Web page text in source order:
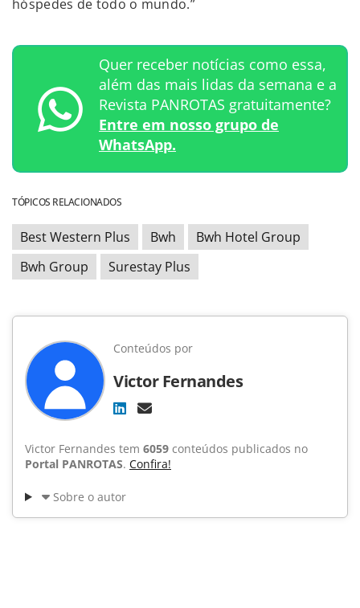
hóspedes de todo o mundo.”
Quer receber notícias como essa,
além das mais lidas da semana e a
Revista PANROTAS gratuitamente?
Entre em nosso grupo de
WhatsApp.
TÓPICOS RELACIONADOS
Best Western Plus Bwh
Bwh Hotel Group
Bwh Group
Surestay Plus
Conteúdos por
Victor Fernandes
Victor Fernandes tem 6059 conteúdos publicados no
Portal PANROTAS. Confira!
Sobre o autor